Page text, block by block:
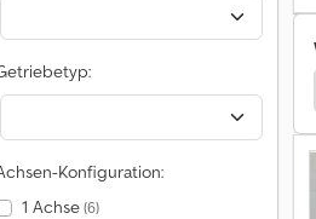
Konfiguration:
1 Achse(6)
Mercedes-Benz Vito